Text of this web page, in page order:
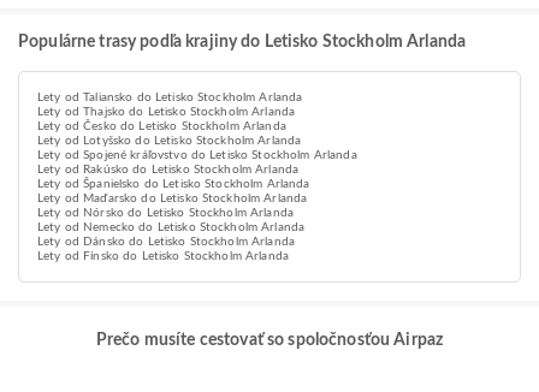
Populárne trasy podľa krajiny do Letisko Stockholm Arlanda
Lety od Taliansko do Letisko Stockholm Arlanda
Lety od Thajsko do Letisko Stockholm Arlanda
Lety od Česko do Letisko Stockholm Arlanda
Lety od Lotyšsko do Letisko Stockholm Arlanda
Lety od Spojené kráľovstvo do Letisko Stockholm Arlanda
Lety od Rakúsko do Letisko Stockholm Arlanda
Lety od Španielsko do Letisko Stockholm Arlanda
Lety od Maďarsko do Letisko Stockholm Arlanda
Lety od Nórsko do Letisko Stockholm Arlanda
Lety od Nemecko do Letisko Stockholm Arlanda
Lety od Dánsko do Letisko Stockholm Arlanda
Lety od Fínsko do Letisko Stockholm Arlanda
Prečo musíte cestovať so spoločnosťou Airpaz